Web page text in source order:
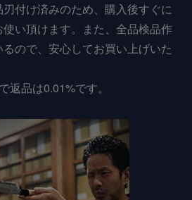
付け済みのため、購入後すぐに
い頂けます。また、全品検品作
ので、安心してお買い上げいた
返品は0.01%です。